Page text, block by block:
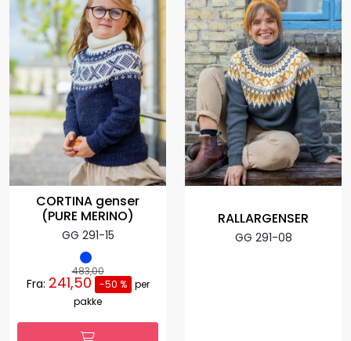
CORTINA genser
(PURE MERINO)
GG 291-15
483,00
Fra: 241,50 -50 %
per
pakke
RALLARGENSER
GG 291-08